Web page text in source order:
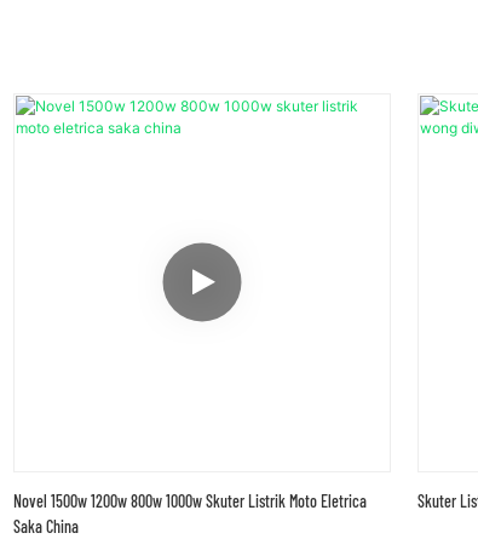
Novel 1500w 1200w 800w 1000w Skuter Listrik Moto Eletrica
Saka China
Skuter